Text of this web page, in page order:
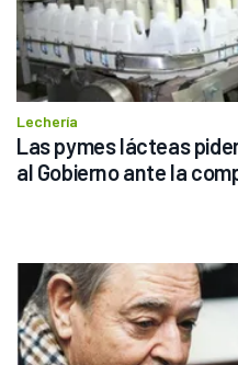
Lechería
Las pymes lácteas
al Gobierno ante la